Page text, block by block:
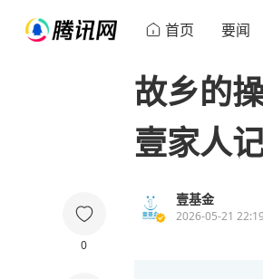
首页 要闻
0
故乡的
壹家人
壹基金
2026-05-21 22:19